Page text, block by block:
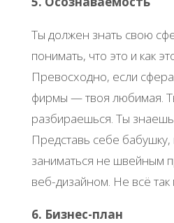
Ты должен знать свою
понимать, что это и как
Превосходно, если
фирмы — твоя любимая.
разбираешься. Ты
Представь себе бабушку,
заниматься не швейным
веб-дизайном. Не всё так
6. Бизнес-план